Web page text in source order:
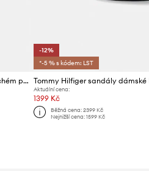
Tommy Hilfiger sandály na plochém podpatku dámské kožené LEATHER THONG SANDAL
-12%
*-5 % s kódem: LST
Aktuální cena:
1399 Kč
Běžná cena: 2399 Kč
Nejnižší cena: 1599 Kč